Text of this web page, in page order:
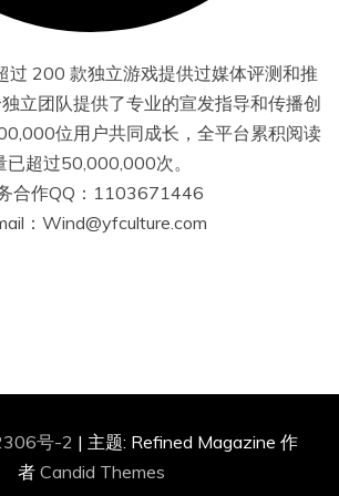
过 200 款独立游戏提供过媒体评测和推
立团队提供了专业的宣发指导和传播创
位用户共同成长，全平台累积阅读
已超过50,000,000次。
合作QQ：1103671446
：Wind@yfculture.com
号-2 | 主题: Refined Magazine 作
者 Candid Themes